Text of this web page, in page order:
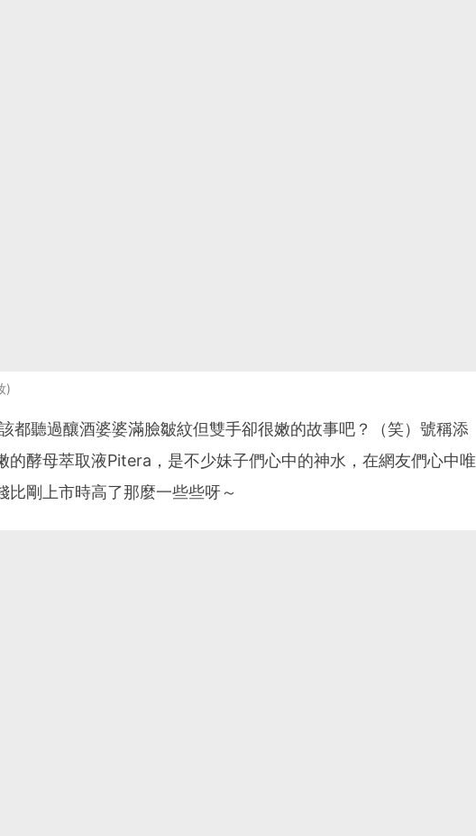
都聽過釀酒婆婆滿臉皺紋但雙手卻很嫩的故事吧？（笑）號稱添
的酵母萃取液Pitera，是不少妹子們心中的神水，在網友們心中唯
比剛上市時高了那麼一些些呀～